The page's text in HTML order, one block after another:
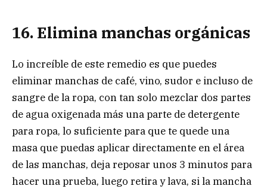
16. Elimina manchas orgánicas
Lo increíble de este remedio es que puedes
eliminar manchas de café, vino, sudor e incluso de
sangre de la ropa, con tan solo mezclar dos partes
de agua oxigenada más una parte de detergente
para ropa, lo suficiente para que te quede una
masa que puedas aplicar directamente en el área
de las manchas, deja reposar unos 3 minutos para
hacer una prueba, luego retira y lava, si la mancha